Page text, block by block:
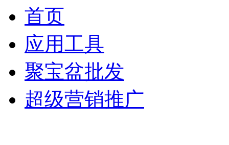
首页
应用工具
聚宝盆批发
超级营销推广